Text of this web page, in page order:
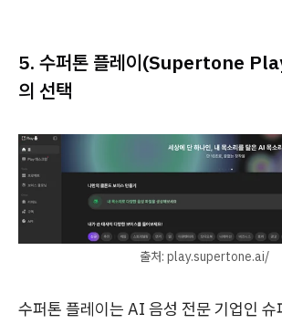
5. 수퍼톤 플레이(Supertone
의 선택
출처: play.supertone.ai/
수퍼톤 플레이는 AI 음성 전문 기업인 슈